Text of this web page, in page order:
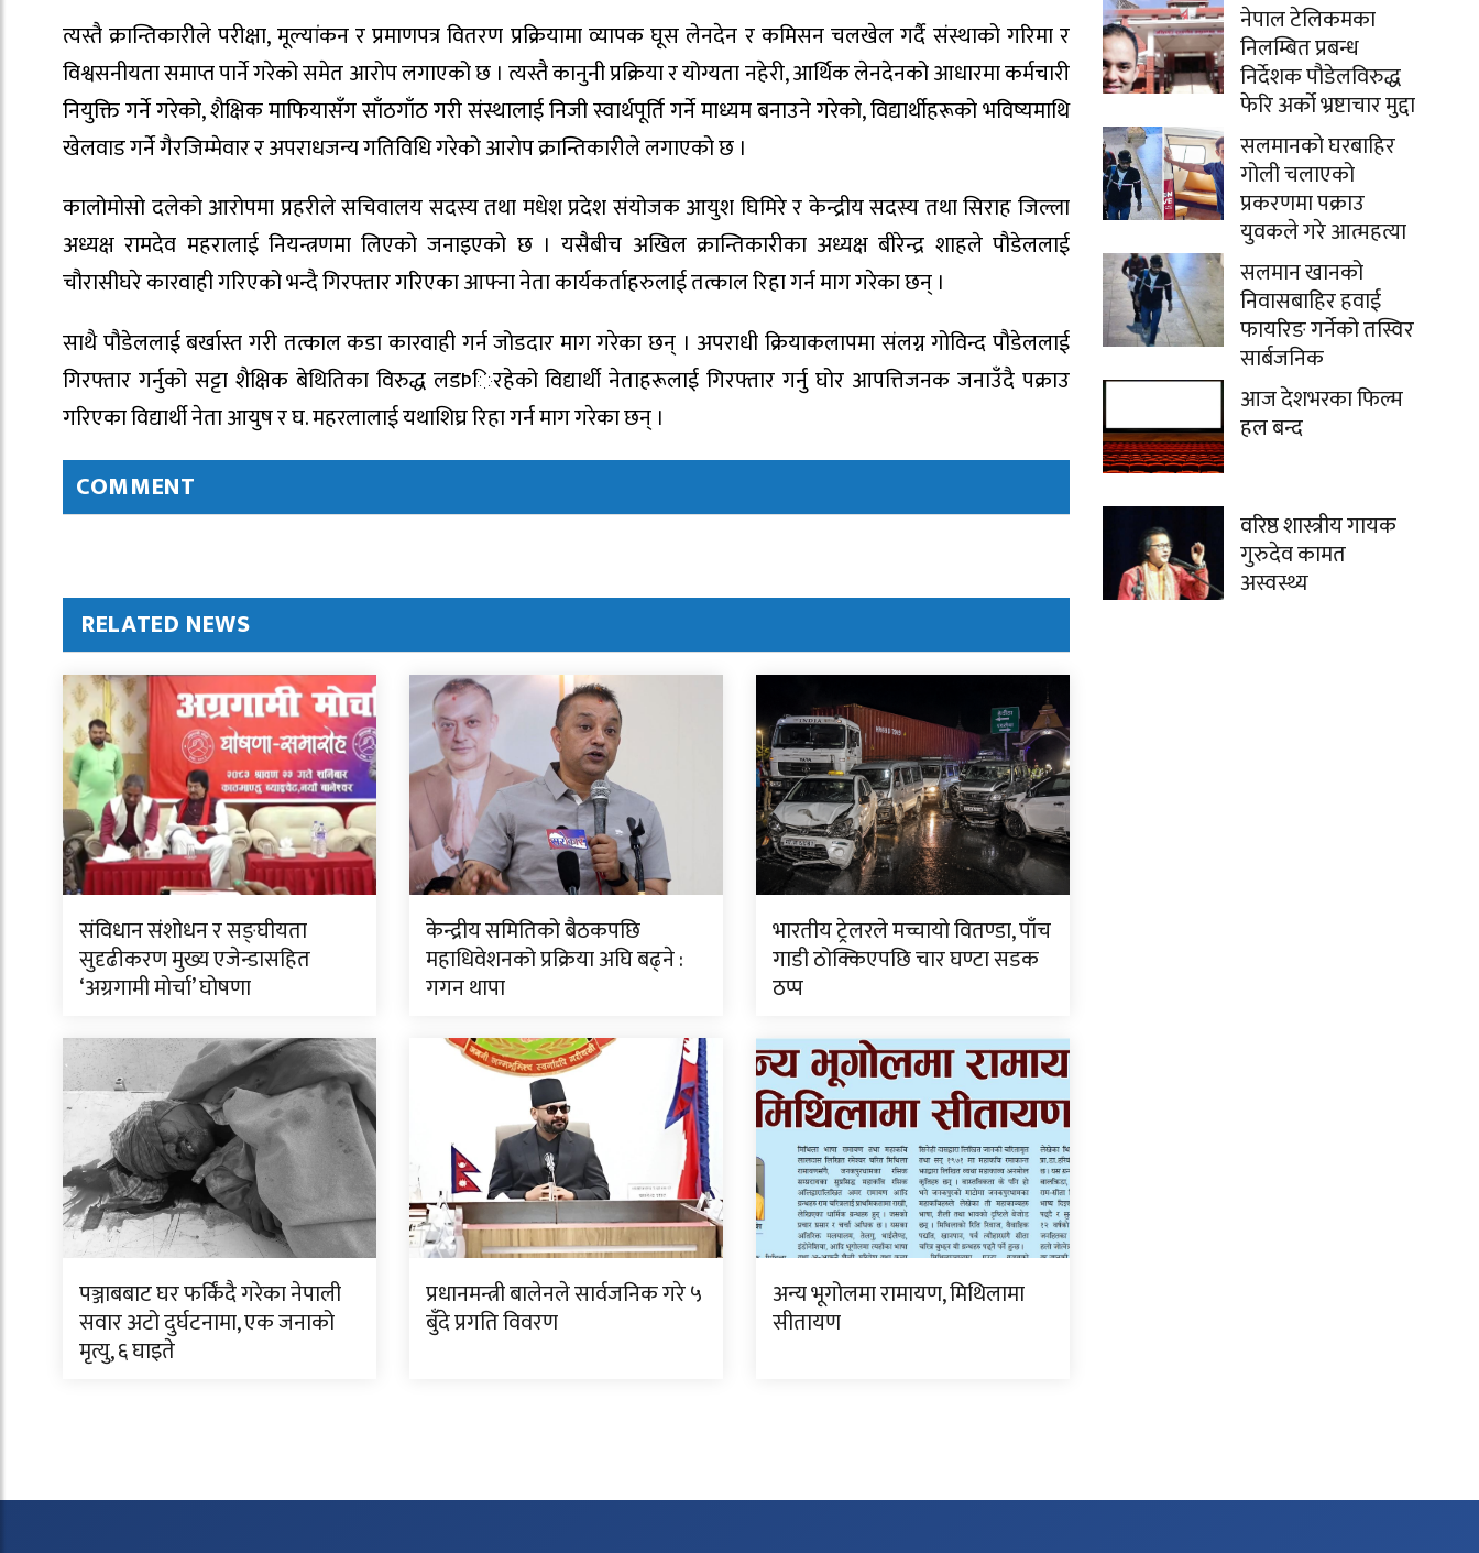
त्यस्तै क्रान्तिकारीले परीक्षा, मूल्यांकन र प्रमाणपत्र वितरण प्रक्रियामा व्यापक घूस लेनदेन र कमिसन चलखेल गर्दै संस्थाको गरिमा र
विश्वसनीयता समाप्त पार्ने गरेको समेत आरोप लगाएको छ । त्यस्तै कानुनी प्रक्रिया र योग्यता नहेरी, आर्थिक लेनदेनको आधारमा कर्मचारी
नियुक्ति गर्ने गरेको, शैक्षिक माफियासँग साँठगाँठ गरी संस्थालाई निजी स्वार्थपूर्ति गर्ने माध्यम बनाउने गरेको, विद्यार्थीहरूको भविष्यमाथि
खेलवाड गर्ने गैरजिम्मेवार र अपराधजन्य गतिविधि गरेको आरोप क्रान्तिकारीले लगाएको छ ।
कालोमोसो दलेको आरोपमा प्रहरीले सचिवालय सदस्य तथा मधेश प्रदेश संयोजक आयुश घिमिरे र केन्द्रीय सदस्य तथा सिराह जिल्ला
अध्यक्ष रामदेव महरालाई नियन्त्रणमा लिएको जनाइएको छ । यसैबीच अखिल क्रान्तिकारीका अध्यक्ष बीरेन्द्र शाहले पौडेललाई
चौरासीघरे कारवाही गरिएको भन्दै गिरफ्तार गरिएका आफ्ना नेता कार्यकर्ताहरुलाई तत्काल रिहा गर्न माग गरेका छन् ।
साथै पौडेललाई बर्खास्त गरी तत्काल कडा कारवाही गर्न जोडदार माग गरेका छन् । अपराधी क्रियाकलापमा संलग्न गोविन्द पौडेललाई
गिरफ्तार गर्नुको सट्टा शैक्षिक बेथितिका विरुद्ध लडÞिरहेको विद्यार्थी नेताहरूलाई गिरफ्तार गर्नु घोर आपत्तिजनक जनाउँदै पक्राउ
गरिएका विद्यार्थी नेता आयुष र घ. महरलालाई यथाशिघ्र रिहा गर्न माग गरेका छन् ।
COMMENT
RELATED NEWS
संविधान संशोधन र सङ्घीयता
सुदृढीकरण मुख्य एजेन्डासहित
‘अग्रगामी मोर्चा’ घोषणा
केन्द्रीय समितिको बैठकपछि
महाधिवेशनको प्रक्रिया अघि बढ्ने :
गगन थापा
भारतीय ट्रेलरले मच्चायो वितण्डा, पाँच
गाडी ठोक्किएपछि चार घण्टा सडक
ठप्प
पञ्जाबबाट घर फर्किंदै गरेका नेपाली
सवार अटो दुर्घटनामा, एक जनाको
मृत्यु, ६ घाइते
प्रधानमन्त्री बालेनले सार्वजनिक गरे ५
बुँदे प्रगति विवरण
अन्य भूगोलमा रामायण, मिथिलामा
सीतायण
नेपाल टेलिकमका
निलम्बित प्रबन्ध
निर्देशक पौडेलविरुद्ध
फेरि अर्को भ्रष्टाचार मुद्दा
सलमानको घरबाहिर
गोली चलाएको
प्रकरणमा पक्राउ
युवकले गरे आत्महत्या
सलमान खानको
निवासबाहिर हवाई
फायरिङ गर्नेको तस्विर
सार्बजनिक
आज देशभरका फिल्म
हल बन्द
वरिष्ठ शास्त्रीय गायक
गुरुदेव कामत
अस्वस्थ्य